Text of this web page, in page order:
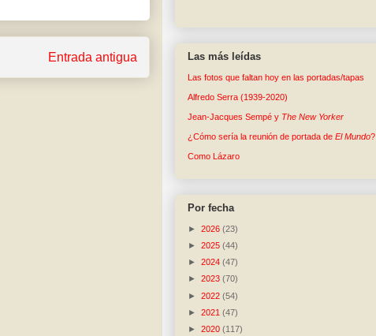
Entrada antigua Las más leídas
Las fotos que faltan hoy en las portadas/tapas
Alfredo Serra (1939-2020)
Jean-Jacques Sempé y The New Yorker
¿Cómo sería la reunión de portada de El Mundo?
Como Lázaro
Por fecha
► 2026 (23)
► 2025 (44)
► 2024 (47)
► 2023 (70)
► 2022 (54)
► 2021 (47)
► 2020 (117)